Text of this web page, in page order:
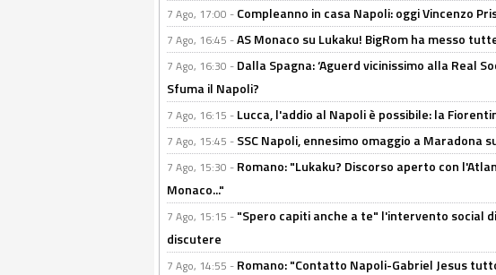
7 Ago, 17:00 - Compleanno in casa Napoli: oggi Vincenzo
7 Ago, 16:45 -AS Monaco su Lukaku! BigRom ha messo
7 Ago, 16:30 - Dalla Spagna: ‘Aguerd vicinissimo alla Real
Sfuma il Napoli?
7 Ago, 16:15 - Lucca, l'addio al Napoli è possibile: la
7 Ago, 15:45 - SSC Napoli, ennesimo omaggio a Maradona
7 Ago, 15:30 - Romano: "Lukaku? Discorso aperto con
Monaco..."
7 Ago, 15:15 - "Spero capiti anche a te" l'intervento social
discutere
7 Ago, 14:55 - Romano: "Contatto Napoli-Gabriel Jesus